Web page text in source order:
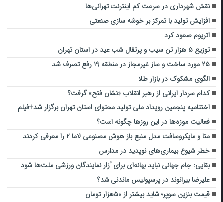
نقش شهرداری در سرعت کم اینترنت تهرانی‌ها
افزایش تولید با تمرکز بر خوشه سازی صنعتی
اتریوم صعود کرد
توزیع ۵ هزار تن سیب و پرتقال شب عید در استان تهران
۲۵ مورد ساخت و ساز غیرمجاز در منطقه ۱۹ رفع تصرف شد
الگوی مشکوک در بازار طلا
کدام سردار ایرانی از رهبر انقلاب «نشان فتح» گرفت؟
اختتامیه پنجمین رویداد ملی تولید محتوای استان تهران برگزار شد+فیلم
فعالیت موزه‌ها در این روزها چگونه است؟
متا و مایکروسافت مدل منبع باز هوش مصنوعی لاما ۲ را معرفی کردند
خطر شیوع بیماری‌های نوپدید در مدارس
بقایی: جام جهانی نباید بهانه‌ای برای آزار نمایندگان ورزشی ملت‌ها شود
علیرضا بیرانوند در پرسپولیس ماندنی شد؟
قیمت بنزین سوپر؛ شاید بیشتر از ۵۰هزار تومان